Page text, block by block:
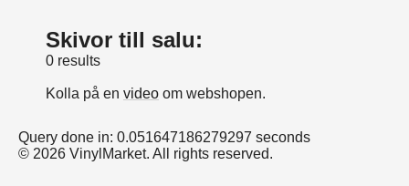
Skivor till salu:
0 results
Kolla på en video om webshopen.
Query done in: 0.051647186279297 seconds
© 2026 VinylMarket. All rights reserved.